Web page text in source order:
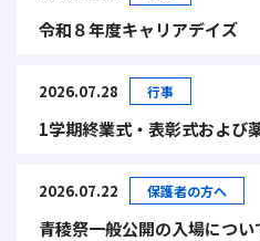
令和８年度キャリアデイズ
2026.07.28 行事
1学期終業式・表彰式および
2026.07.22 保護者の方へ
青稜祭一般公開の入場につい